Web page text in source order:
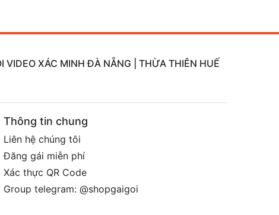
VIDEO XÁC MINH ĐÀ NẴNG | THỪA THIÊN HUẾ
Thông tin chung
Liên hệ chúng tôi
Đăng gái miễn phí
Xác thực QR Code
Group telegram: @shopgaigoi